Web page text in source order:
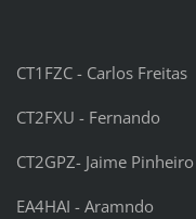
CT1FZC - Carlos Freitas
CT2FXU - Fernando
CT2GPZ- Jaime Pinheiro
EA4HAI - Aramndo